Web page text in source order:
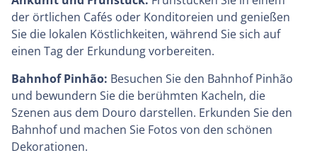
der örtlichen Cafés oder Konditoreien und genießen
Sie die lokalen Köstlichkeiten, während Sie sich auf
einen Tag der Erkundung vorbereiten.
Bahnhof Pinhão: Besuchen Sie den Bahnhof Pinhão
und bewundern Sie die berühmten Kacheln, die
Szenen aus dem Douro darstellen. Erkunden Sie den
Bahnhof und machen Sie Fotos von den schönen
Dekorationen.